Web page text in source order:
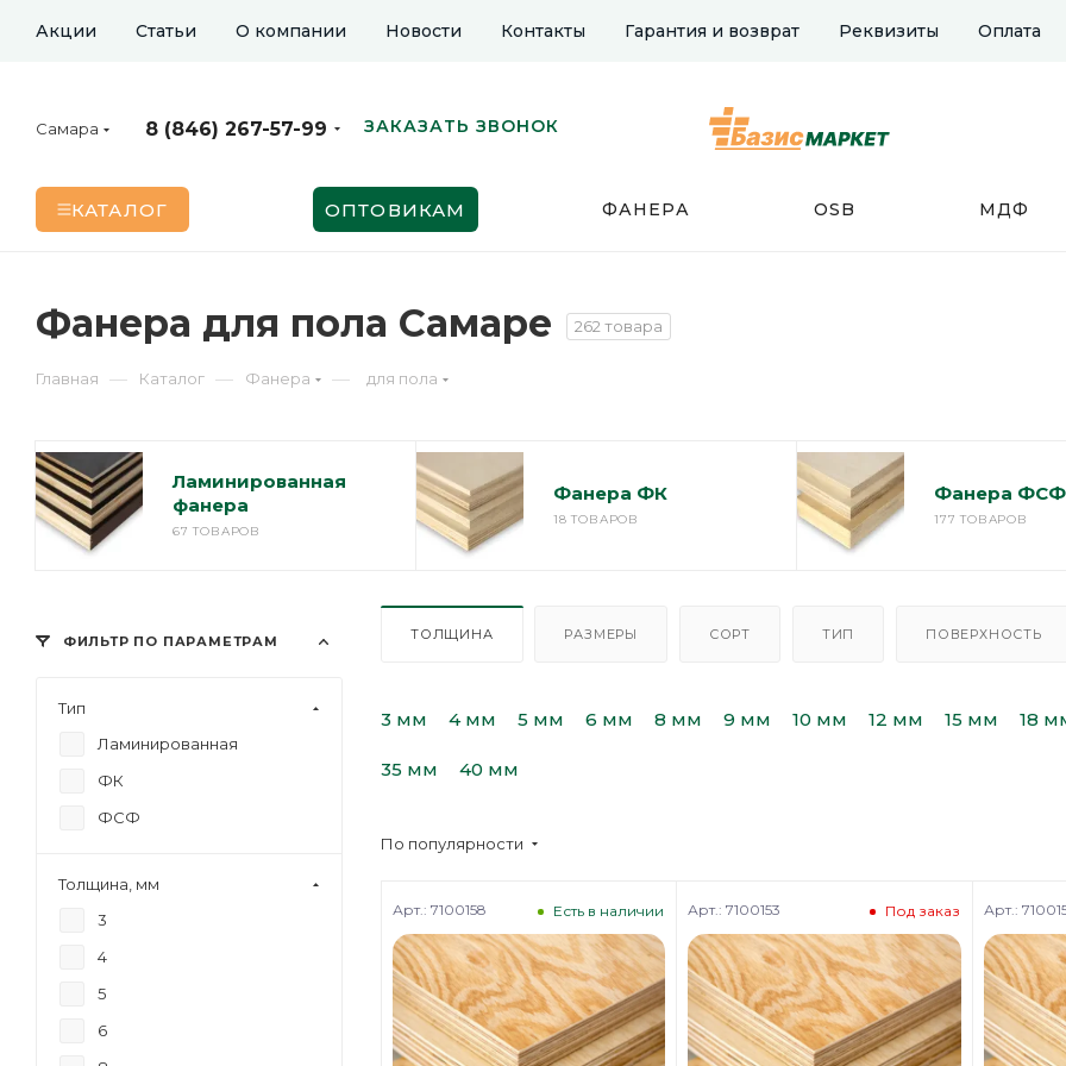
Акции Статьи О компании Новости Контакты Гарантия и возврат Реквизиты Оплата
Самара 8 (846) 267-57-99 ЗАКАЗАТЬ ЗВОНОК
КАТАЛОГ ОПТОВИКАМ ФАНЕРА OSB МДФ
Фанера для пола Самаре 262 товара
Главная — Каталог — Фанера — для пола
Ламинированная
фанера
67 ТОВАРОВ
Фанера ФК
18 ТОВАРОВ
Фанера ФСФ
177 ТОВАРОВ
ТОЛЩИНА РАЗМЕРЫ СОРТ ТИП ПОВЕРХНОСТЬ
3 мм 4 мм 5 мм 6 мм 8 мм 9 мм 10 мм 12 мм 15 мм 18
35 мм 40 мм
По популярности
Есть в наличии
Арт.: 7100158 Под заказ
Арт.: 7100153 Арт.:
ФИЛЬТР ПО ПАРАМЕТРАМ
Тип
Ламинированная
ФК
ФСФ
Толщина, мм
3
4
5
6